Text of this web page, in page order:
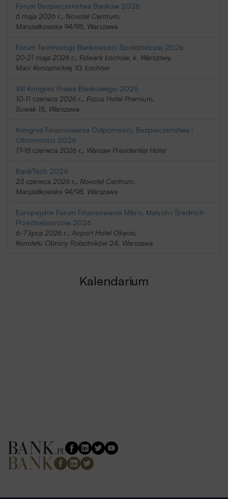
Forum Bezpieczeństwa Banków 2026
6 maja 2026 r., Novotel Centrum,
Marszałkowska 94/98, Warszawa
Forum Technologii Bankowości Spółdzielczej 2026
20-21 maja 2026 r., Folwark Łochów, k. Warszawy,
Marii Konopnickiej 10, Łochów
XIII Kongres Prawa Bankowego 2026
10-11 czerwca 2026 r., Focus Hotel Premium,
Suwak 15, Warszawa
Kongres Finansowania Odporności, Bezpieczeństwa i
Obronności 2026
17-18 czerwca 2026 r., Warsaw Presidential Hotel
BankTech 2026
23 czerwca 2026 r., Novotel Centrum,
Marszałkowska 94/98, Warszawa
Europejskie Forum Finansowania Mikro, Małych i Średnich
Przedsiębiorców 2026
6-7 lipca 2026 r., Airport Hotel Okęcie,
Komitetu Obrony Robotników 24, Warszawa
Kalendarium